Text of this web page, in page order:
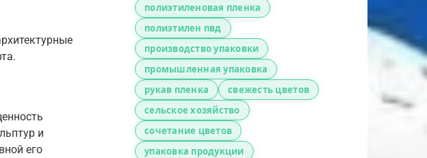
и
его
полиэтиленовая пленка
полиэтилен пвд
производство упаковки
промышленная упаковка
рукав пленка
свежесть цветов
сельское хозяйство
сочетание цветов
упаковка продукции